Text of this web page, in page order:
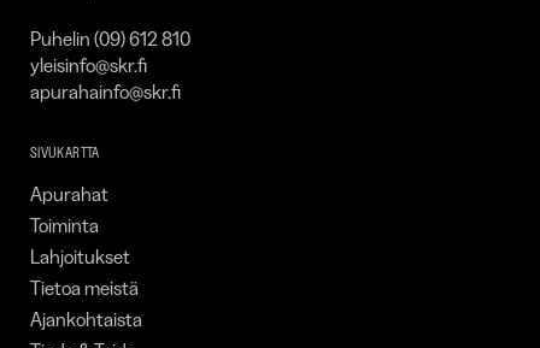
Puhelin (09) 612 810
yleisinfo@skr.fi
apurahainfo@skr.fi
SIVUKARTTA
Apurahat
Toiminta
Lahjoitukset
Tietoa meistä
Ajankohtaista